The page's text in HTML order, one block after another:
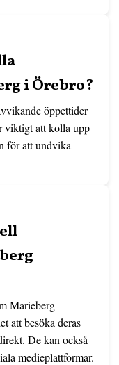
i Örebro?
öppettider
viktigt att kolla upp
för att undvika
Marieberg
att besöka deras
De kan också
medieplattformar.